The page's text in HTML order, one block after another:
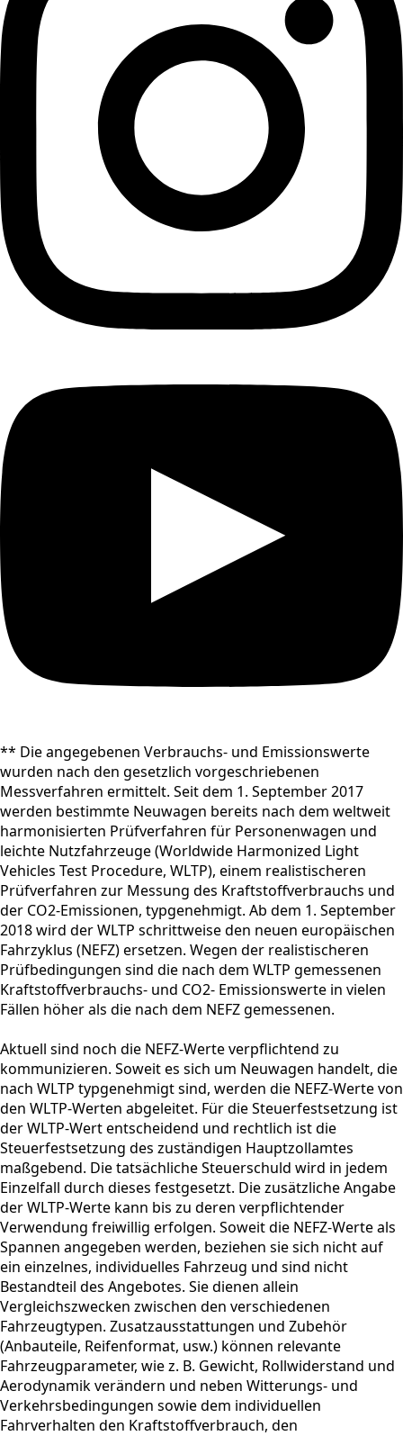
** Die angegebenen Verbrauchs- und Emissionswerte
wurden nach den gesetzlich vorgeschriebenen
Messverfahren ermittelt. Seit dem 1. September 2017
werden bestimmte Neuwagen bereits nach dem weltweit
harmonisierten Prüfverfahren für Personenwagen und
leichte Nutzfahrzeuge (Worldwide Harmonized Light
Vehicles Test Procedure, WLTP), einem realistischeren
Prüfverfahren zur Messung des Kraftstoffverbrauchs und
der CO2-Emissionen, typgenehmigt. Ab dem 1. September
2018 wird der WLTP schrittweise den neuen europäischen
Fahrzyklus (NEFZ) ersetzen. Wegen der realistischeren
Prüfbedingungen sind die nach dem WLTP gemessenen
Kraftstoffverbrauchs- und CO2- Emissionswerte in vielen
Fällen höher als die nach dem NEFZ gemessenen.
Aktuell sind noch die NEFZ-Werte verpflichtend zu
kommunizieren. Soweit es sich um Neuwagen handelt, die
nach WLTP typgenehmigt sind, werden die NEFZ-Werte von
den WLTP-Werten abgeleitet. Für die Steuerfestsetzung ist
der WLTP-Wert entscheidend und rechtlich ist die
Steuerfestsetzung des zuständigen Hauptzollamtes
maßgebend. Die tatsächliche Steuerschuld wird in jedem
Einzelfall durch dieses festgesetzt. Die zusätzliche Angabe
der WLTP-Werte kann bis zu deren verpflichtender
Verwendung freiwillig erfolgen. Soweit die NEFZ-Werte als
Spannen angegeben werden, beziehen sie sich nicht auf
ein einzelnes, individuelles Fahrzeug und sind nicht
Bestandteil des Angebotes. Sie dienen allein
Vergleichszwecken zwischen den verschiedenen
Fahrzeugtypen. Zusatzausstattungen und Zubehör
(Anbauteile, Reifenformat, usw.) können relevante
Fahrzeugparameter, wie z. B. Gewicht, Rollwiderstand und
Aerodynamik verändern und neben Witterungs- und
Verkehrsbedingungen sowie dem individuellen
Fahrverhalten den Kraftstoffverbrauch, den